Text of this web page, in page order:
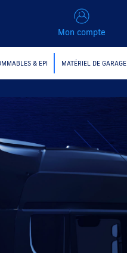
Mon compte
& EPI MATÉRIEL DE GARAGE